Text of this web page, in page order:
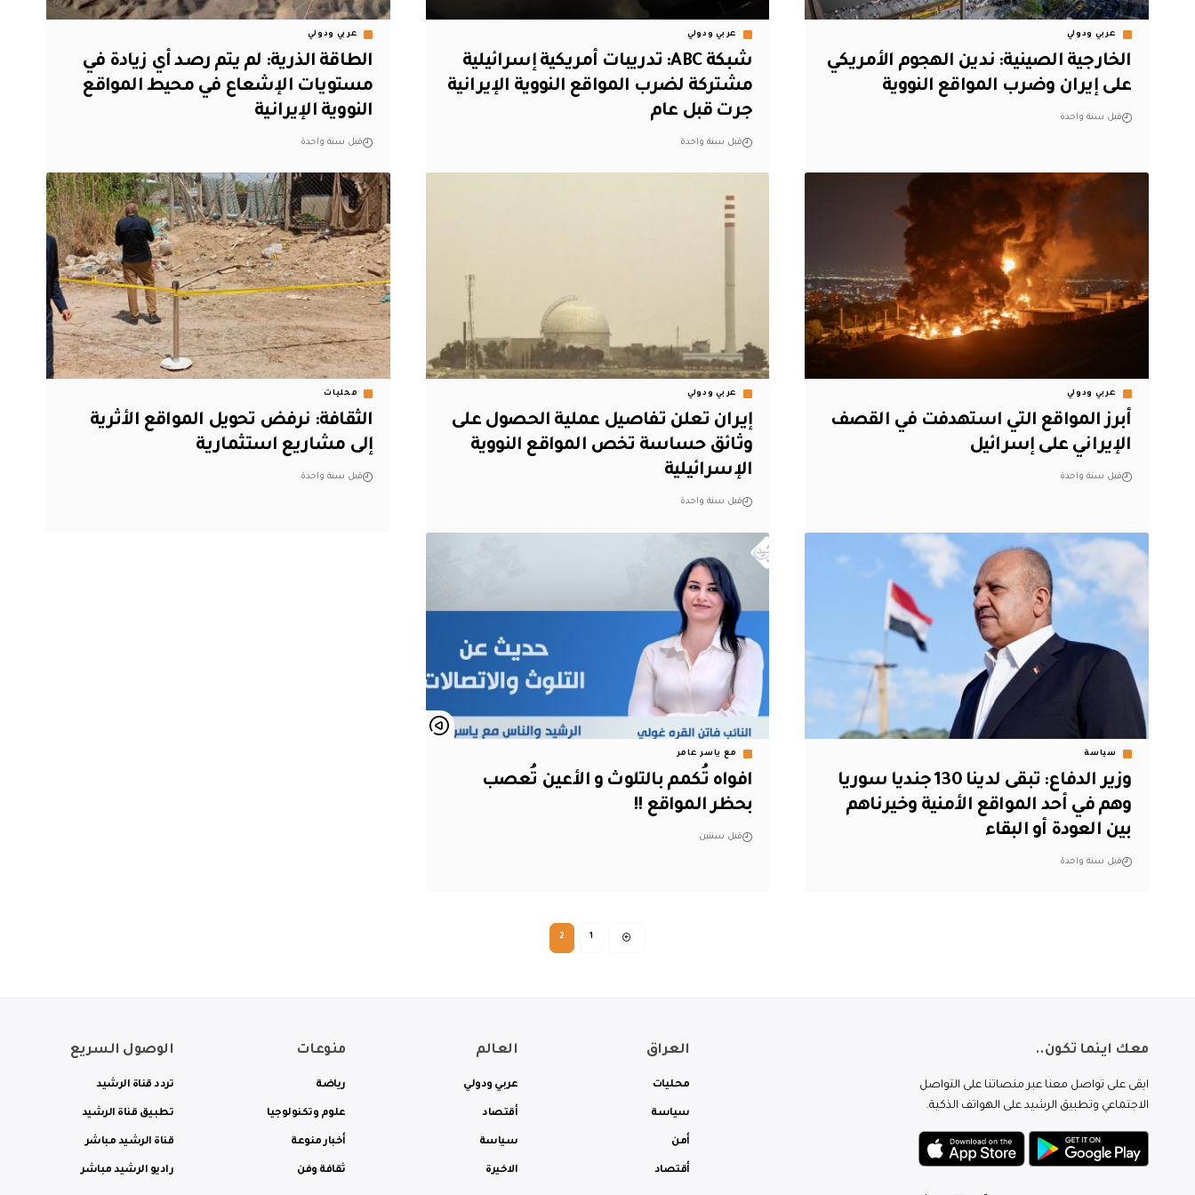
عربي ودولي
الخارجية الصينية: ندين الهجوم الأمريكي
على إيران وضرب المواقع النووية
قبل سنة واحدة
عربي ودولي
شبكة ABC: تدريبات أمريكية إسرائيلية
مشتركة لضرب المواقع النووية الإيرانية
جرت قبل عام
قبل سنة واحدة
عربي ودولي
الطاقة الذرية: لم يتم رصد أي زيادة في
مستويات الإشعاع في محيط المواقع
النووية الإيرانية
قبل سنة واحدة
عربي ودولي
أبرز المواقع التي استهدفت في القصف
الإيراني على إسرائيل
قبل سنة واحدة
عربي ودولي
إيران تعلن تفاصيل عملية الحصول على
وثائق حساسة تخص المواقع النووية
الإسرائيلية
قبل سنة واحدة
محليات
الثقافة: نرفض تحويل المواقع الأثرية
إلى مشاريع استثمارية
قبل سنة واحدة
سياسة
وزير الدفاع: تبقى لدينا 130 جنديا سوريا
وهم في أحد المواقع الأمنية وخيرناهم
بين العودة أو البقاء
قبل سنة واحدة
مع ياسر عامر
افواه تُكمم بالتلوث و الأعين تُعصب
بحظر المواقع !!
قبل سنتين
1
2
معك اينما تكون..
ابقى على تواصل معنا عبر منصاتنا على التواصل
الاجتماعي وتطبيق الرشيد على الهواتف الذكية.
العراق
محليات
سياسة
أمن
أقتصاد
العالم
عربي ودولي
أقتصاد
سياسة
الاخيرة
منوعات
رياضة
علوم وتكنولوجيا
أخبار منوعة
ثقافة وفن
الوصول السريع
تردد قناة الرشيد
تطبيق قناة الرشيد
قناة الرشيد مباشر
راديو الرشيد مباشر